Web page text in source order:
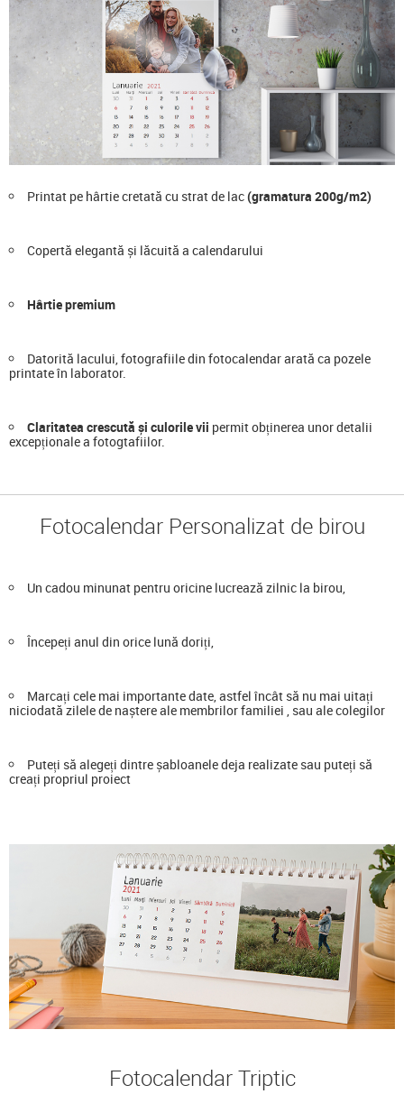
Printat pe hârtie cretată cu strat de lac(gramatura 200g/m2)
Copertă elegantă și lăcuită a calendarului
Hârtie premium
Datorită lacului, fotografiile din fotocalendar arată ca pozele
printate în laborator.
Claritatea crescută și culorile vii permit obținerea unor detalii
excepționale a fotogtafiilor.
Fotocalendar Personalizat de birou
Un cadou minunat pentru oricine lucrează zilnic la birou,
Începeți anul din orice lună doriți,
Marcați cele mai importante date, astfel încât să nu mai uitați
niciodată zilele de naștere ale membrilor familiei , sau ale colegilor
Puteți să alegeți dintre șabloanele deja realizate sau puteți să
creați propriul proiect
Fotocalendar Triptic